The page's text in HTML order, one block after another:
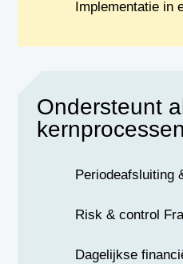
Implementatie in
Ondersteunt
kernprocessen
Periodeafsluiting
Risk & control
Dagelijkse